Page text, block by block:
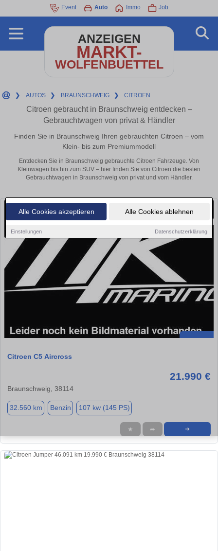
Alle Cookies akzeptieren Alle Cookies ablehnen
Einstellungen Datenschutzerklärung
Event Auto Immo Job
ANZEIGEN
MARKT-
WOLFENBUETTEL
❯ AUTOS ❯ BRAUNSCHWEIG ❯ CITROEN
Citroen gebraucht in Braunschweig entdecken –
Gebrauchtwagen von privat & Händler
Finden Sie in Braunschweig Ihren gebrauchten Citroen – vom
Klein- bis zum Premiummodell
Entdecken Sie in Braunschweig gebrauchte Citroen Fahrzeuge. Von
Kleinwagen bis hin zum SUV – hier finden Sie von Citroen die besten
Gebrauchtwagen in Braunschweig von privat und vom Händler.
Citroen C5 Aircross
21.990 €
Braunschweig, 38114
32.560 km Benzin 107 kw (145 PS)
★ ➦ ➜